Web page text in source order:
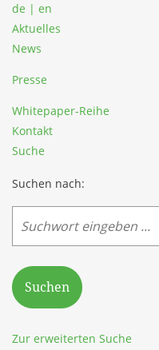
de | en
Aktuelles
News
Presse
Whitepaper-Reihe
Kontakt
Suche
Suchen nach:
Suchen
Zur erweiterten Suche